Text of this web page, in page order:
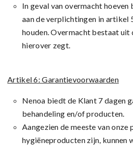
In geval van overmacht
aan de verplichtingen in artikel
houden. Overmacht bestaat uit
hierover zegt.
Artikel 6: Garantievoorwaarden
Nenoa biedt de Klant 7 dagen
behandeling en/of producten.
Aangezien de meeste van
hygiëneproducten zijn, kunnen